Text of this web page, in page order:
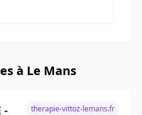
à Le Mans
-
therapie-vittoz-lemans.fr